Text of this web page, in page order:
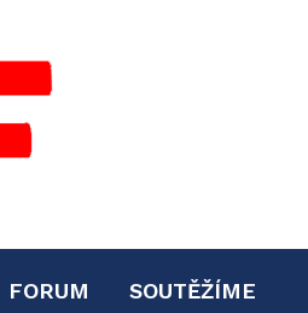
FORUM SOUTĚŽÍME